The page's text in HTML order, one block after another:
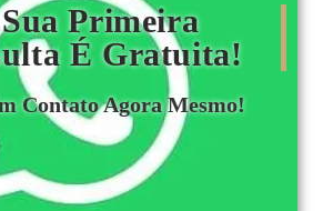
Primeira
É Gratuita!
Contato Agora Mesmo!